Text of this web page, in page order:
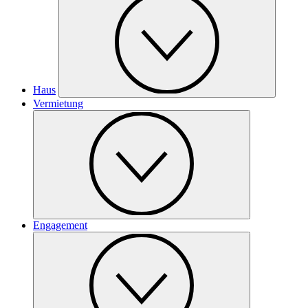
Haus
Vermietung
Engagement